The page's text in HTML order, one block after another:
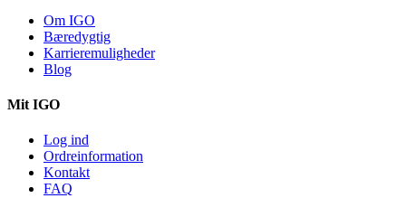
Om IGO
Bæredygtig
Karrieremuligheder
Blog
Mit IGO
Log ind
Ordreinformation
Kontakt
FAQ